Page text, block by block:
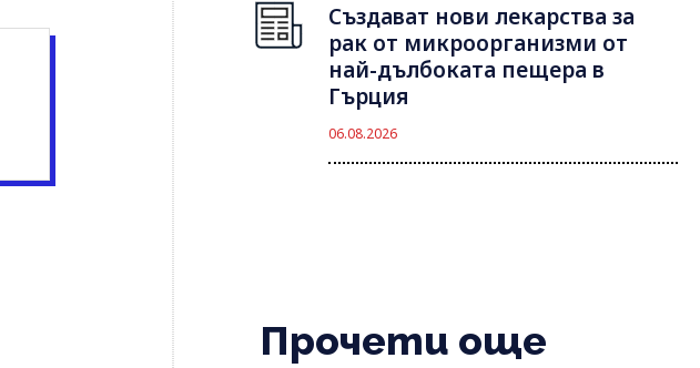
Създават нови лекарства за
рак от микроорганизми от
най-дълбоката пещера в
Гърция
06.08.2026
Прочети още